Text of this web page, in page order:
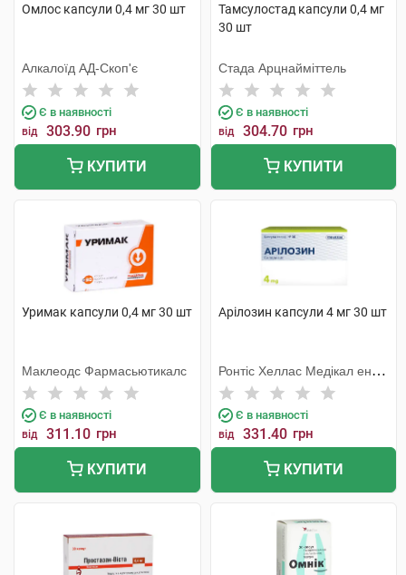
Омлос капсули 0,4 мг 30 шт
Алкалоїд АД-Скоп'є
Є в наявності
від 303.90 грн
КУПИТИ
Тамсулостад капсули 0,4 мг
30 шт
Стада Арцнайміттель
Є в наявності
від 304.70 грн
КУПИТИ
Уримак капсули 0,4 мг 30 шт
Маклеодс Фармасьютикалс
Є в наявності
від 311.10 грн
КУПИТИ
Арілозин капсули 4 мг 30 шт
Ронтіс Хеллас Медікал енд
Фармасьютікал Продактс
С.А.
Є в наявності
від 331.40 грн
КУПИТИ